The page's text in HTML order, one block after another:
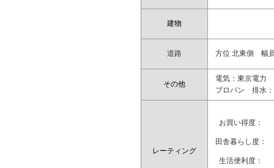
建物
道路 方位 北東側 幅
その他
電気：東京電
プロパン 排水
レーティング
お買い得度：
田舎暮らし度：
生活便利度：